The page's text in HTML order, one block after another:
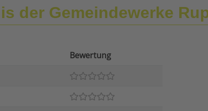
der Gemeindewerke
Bewertung